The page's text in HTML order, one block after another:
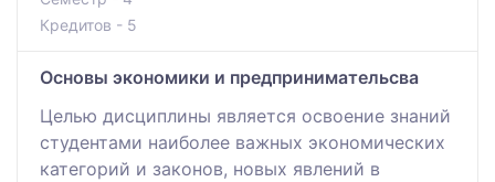
Кредитов - 5
Основы экономики и предпринимательсва
Целью дисциплины является освоение знаний
студентами наиболее важных экономических
категорий и законов, новых явлений в